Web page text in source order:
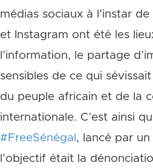
médias sociaux à l’instar
et Instagram ont été les
l’information, le partage
sensibles de ce qui
du peuple africain et de la
internationale. C’est ainsi
# FreeSénégal , lancé par
l’objectif était la